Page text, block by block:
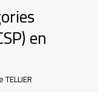
en